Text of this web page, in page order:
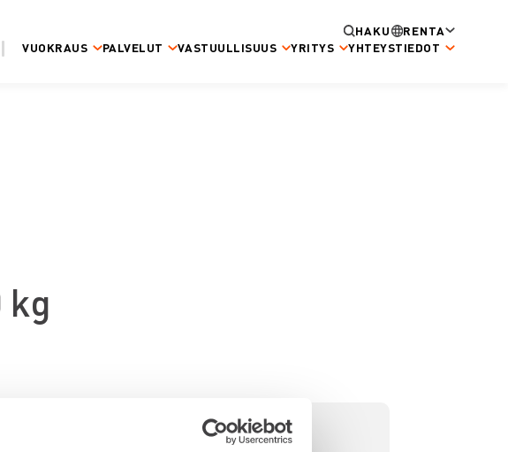
HAKU
RENTA
VUOKRAUS PALVELUT VASTUULLISUUS YRITYS YHTEYSTIEDOT
kg